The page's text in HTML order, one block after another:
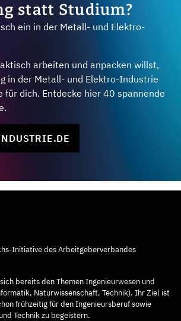
statt Studium?
ein in der Metall- und Elektro-
arbeiten und anpacken willst,
in der Metall- und Elektro-Industrie
für dich. Entdecke hier 40 spannende
Initiative des Arbeitgeberverbandes
bereits den Themen Ingenieurwesen und
Naturwissenschaft, Technik). Ihr Ziel ist
frühzeitig für den Ingenieursberuf sowie
Technik zu begeistern.